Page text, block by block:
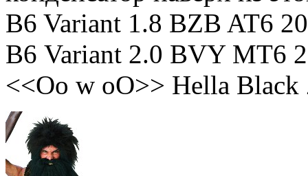
B6 Variant 1.8 BZB AT6
В6 Variant 2.0 BVY MT6
<<Oo w oO>> Hella Black